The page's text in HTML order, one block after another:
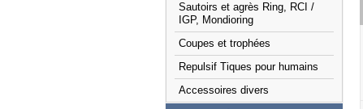
Sautoirs et agrès Ring, RCI /
IGP, Mondioring
Coupes et trophées
Repulsif Tiques pour humains
Accessoires divers